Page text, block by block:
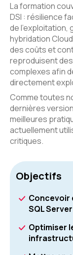
La formation
DSI : résilience
de
hybridation
des coûts et
reproduisent
complexes afin
directement
Comme toutes
dernières
meilleures
actuellement
critiques.
Objectifs
Concevoir
SQL
Optimiser